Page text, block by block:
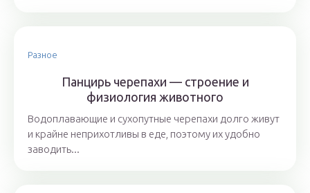
Разное
Панцирь черепахи — строение и
физиология животного
Водоплавающие и сухопутные черепахи долго живут
и крайне неприхотливы в еде, поэтому их удобно
заводить...